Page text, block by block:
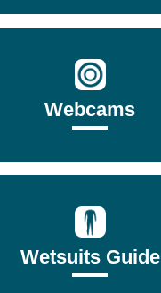
Webcams
Wetsuits Guide